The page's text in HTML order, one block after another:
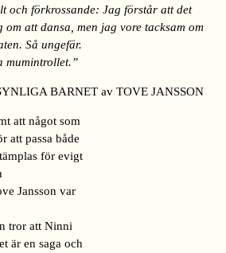
och förkrossande: Jag förstår att det
att dansa, men jag vore tacksam om
Så ungefär.
mumintrollet.”
BARNET av TOVE JANSSON
att något som
att passa både
för evigt
Jansson var
tror att Ninni
är en saga och